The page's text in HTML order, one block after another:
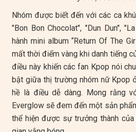
Nhóm được biết đến với các ca
"Bon Bon Chocolat", "Dun Dun",
hành mini album “Return Of The
mất thời điểm vàng khi danh tiếng
điều này khiến các fan Kpop nói
bật giữa thị trường nhóm nữ Kpop
hề là điều dễ dàng. Mong rằng
Everglow sẽ đem đến một sản
thể hiện được sự trưởng thành